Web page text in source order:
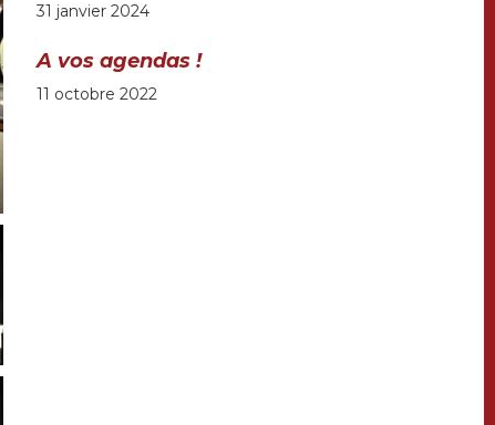
31 janvier 2024
A vos agendas !
11 octobre 2022